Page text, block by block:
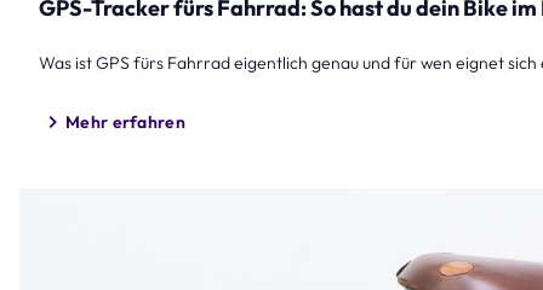
GPS-Tracker fürs Fahrrad: So hast du dein Bike
Was ist GPS fürs Fahrrad eigentlich genau und für wen eignet
Mehr erfahren